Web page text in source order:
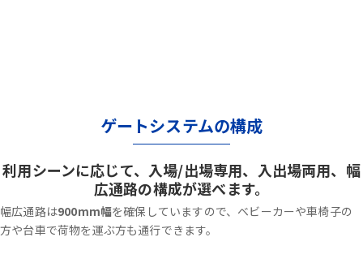
ゲートシステムの構成
利用シーンに応じて、入場/出場専用、入出場両用、幅
広通路の構成が選べます。
幅広通路は900mm幅を確保していますので、ベビーカーや車椅子の
方や台車で荷物を運ぶ方も通行できます。